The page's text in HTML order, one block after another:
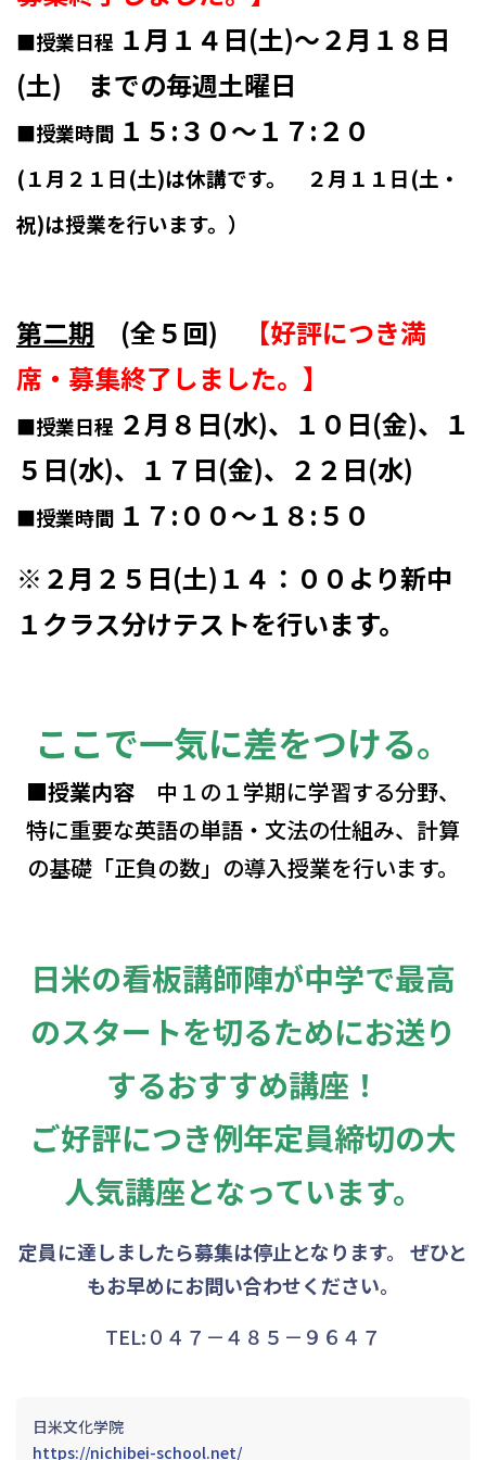
■授業日程 １月１４日(土)～２月１８日
(土) までの毎週土曜日
■授業時間 １５:３０～１７:２０
(１月２１日(土)は休講です。 ２月１１日(土・
祝)は授業を行います。）
第二期 (全５回)
【好評につき満
席・募集終了しました。】
■授業日程 ２月８日(水)、１０日(金)、１
５日(水)、１７日(金)、２２ 日(水)
■授業時間 １７:００～１８:５０
※２月２５ 日(土)１４：００より新中
１クラス分けテストを行います。
ここで一気に差をつける。
■授業内容 中１の１学期に学習する分野、
特に重要な英語の単語・文法の仕組み、計算
の基礎「正負の数」の導入授業を行います。
日米の看板講師陣が中学で最高
のスタートを切るためにお送り
するおすすめ講座！
ご好評につき例年定員締切の大
人気講座となっています。
定員に達しましたら募集は停止となります。 ぜひと
もお早めにお問い合わせください。
TEL:０４７－４８５－９６４７
日米文化学院
https://nichibei-school.net/